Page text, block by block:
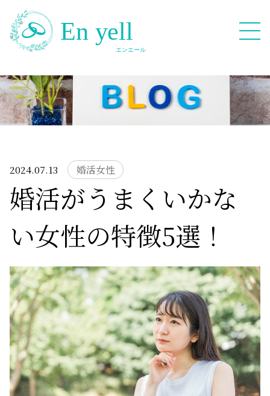
082-909-2380
HOME
サービスの特徴
ご成婚までの流れ
料金
2024.07.13 婚活女性
婚活がうまくいかな
い女性の特徴5選！